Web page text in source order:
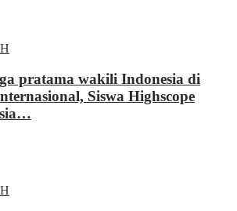
pratama wakili Indonesia di
Siswa Highscope